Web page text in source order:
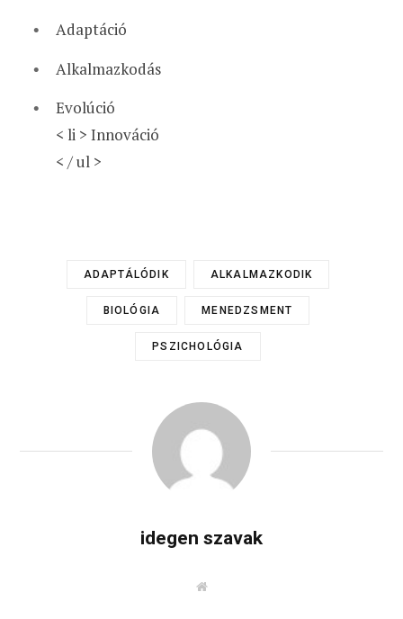
Adaptáció
Alkalmazkodás
Evolúció
< li > Innováció
< / ul >
ADAPTÁLÓDIK ALKALMAZKODIK
BIOLÓGIA MENEDZSMENT
PSZICHOLÓGIA
idegen szavak
W